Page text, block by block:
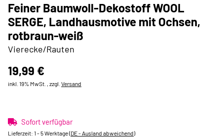
Feiner Baumwoll-Dekostoff WOOL
SERGE, Landhausmotive mit Ochsen,
rotbraun-weiß
Vierecke/Rauten
19,99 €
inkl. 19% MwSt. , zzgl. Versand
Sofort verfügbar
Lieferzeit: 1 - 5 Werktage(DE - Ausland abweichend)